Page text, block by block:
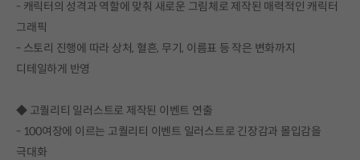
- 캐릭터의 성격과 역할에 맞춰 새로운 그림체로 제작된 매력적인 캐릭터
그래픽
- 스토리 진행에 따라 상처, 혈흔, 무기, 이름표 등 작은 변화까지
디테일하게 반영
◆ 고퀄리티 일러스트로 제작된 이벤트 연출
- 100여장에 이르는 고퀄리티 이벤트 일러스트로 긴장감과 몰입감을
극대화